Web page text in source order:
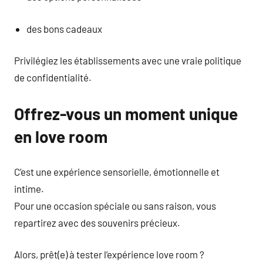
des bons cadeaux
Privilégiez les établissements avec une vraie politique
de confidentialité.
Offrez-vous un moment unique
en love room
C’est une expérience sensorielle, émotionnelle et
intime.
Pour une occasion spéciale ou sans raison, vous
repartirez avec des souvenirs précieux.
Alors, prêt(e) à tester l’expérience love room ?